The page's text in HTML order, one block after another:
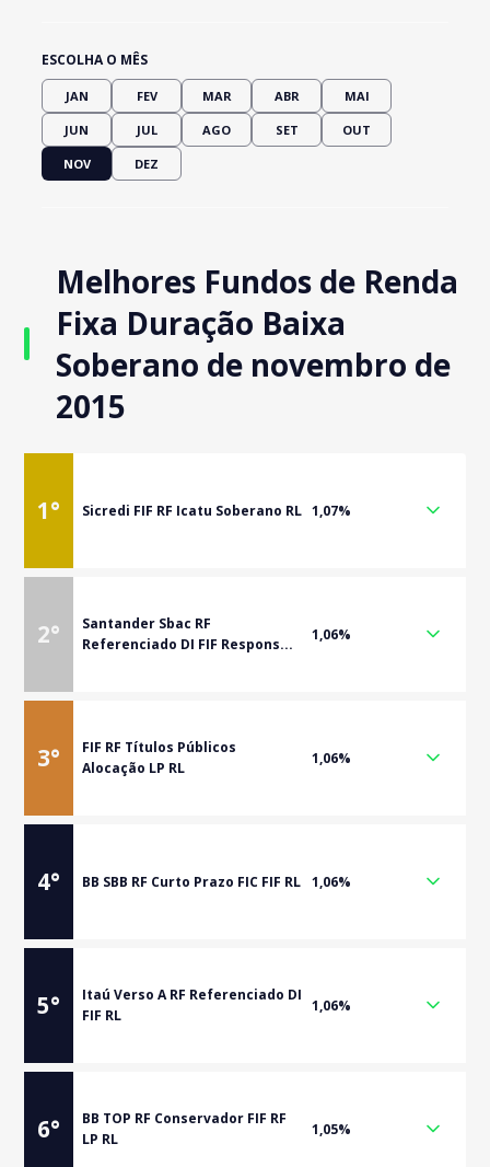
ESCOLHA O MÊS
JAN FEV MAR ABR MAI
JUN JUL AGO SET OUT
NOV DEZ
Melhores Fundos de Renda
Fixa Duração Baixa
Soberano de novembro de
2015
1° Sicredi FIF RF Icatu Soberano RL 1,07%
2°
Santander Sbac RF
Referenciado DI FIF Respons...
1,06%
3°
FIF RF Títulos Públicos
Alocação LP RL
1,06%
4° BB SBB RF Curto Prazo FIC FIF RL 1,06%
5°
Itaú Verso A RF Referenciado DI
FIF RL
1,06%
6°
BB TOP RF Conservador FIF RF
LP RL
1,05%